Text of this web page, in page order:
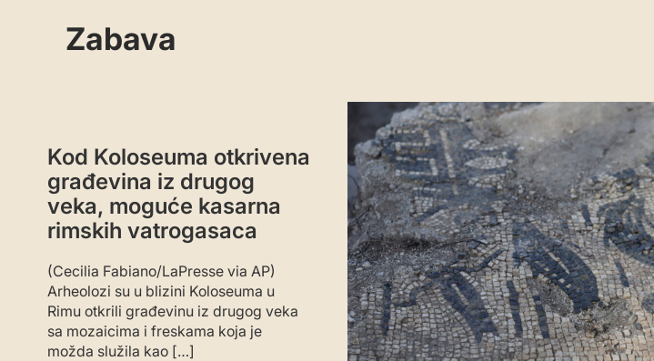
Zabava
Kod Koloseuma otkrivena
građevina iz drugog
veka, moguće kasarna
rimskih vatrogasaca
(Cecilia Fabiano/LaPresse via AP)
Arheolozi su u blizini Koloseuma u
Rimu otkrili građevinu iz drugog veka
sa mozaicima i freskama koja je
možda služila kao […]